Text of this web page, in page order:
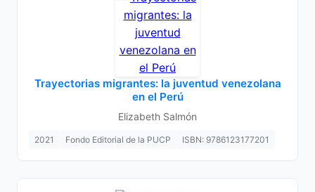
Trayectorias migrantes: la juventud venezolana
en el Perú
Elizabeth Salmón
2021 Fondo Editorial de la PUCP ISBN: 9786123177201